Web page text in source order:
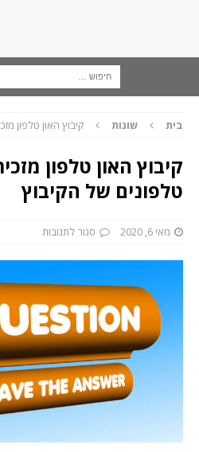
בית שונות קיבוץ האון טלפון
קיבוץ האון טלפון
טלפונים של הקיבוץ
מאי 6, 2020 סגור לתגובות